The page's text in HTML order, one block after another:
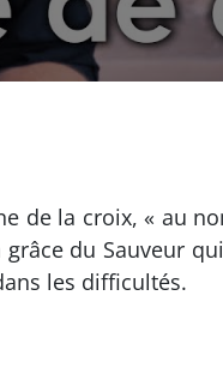
de la croix, « au
du Sauveur
les difficultés.